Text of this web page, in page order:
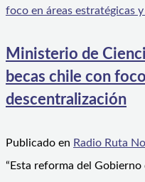
Ministerio de
becas chile con
descentralización
Publicado en Radio Ruta
“Esta reforma del